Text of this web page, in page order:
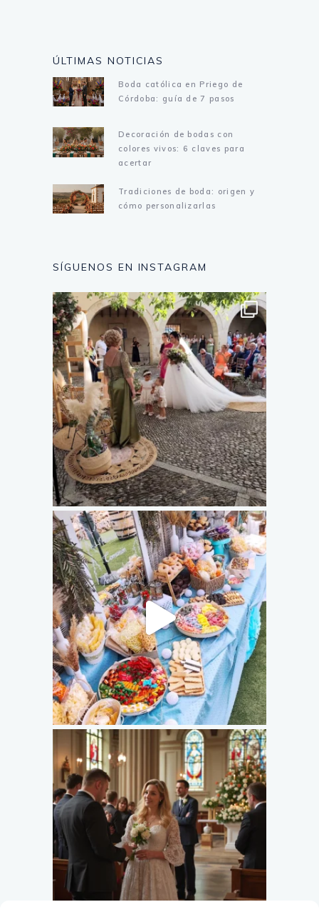
ÚLTIMAS NOTICIAS
Boda católica en Priego de
Córdoba: guía de 7 pasos
Decoración de bodas con
colores vivos: 6 claves para
acertar
Tradiciones de boda: origen y
cómo personalizarlas
SÍGUENOS EN INSTAGRAM